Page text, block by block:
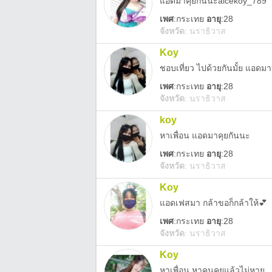
เพศ:กระเทย อายุ:28
จังหวัด: นราธิวาส
Koy
ชอบเที่ยว ไปด้วยกันมั้ย แอดม
เพศ:กระเทย อายุ:28
จังหวัด: นราธิวาส
koy
หาเพื่อน แอดมาคุยกันนะ
เพศ:กระเทย อายุ:28
จังหวัด: นราธิวาส
Koy
แอดเฟสมา กล้าขอก็กล้าให้💕
เพศ:กระเทย อายุ:28
จังหวัด: นราธิวาส
Koy